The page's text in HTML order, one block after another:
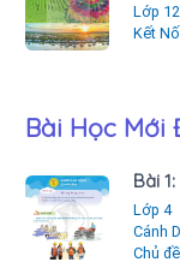
Lớp 12
Kết
Bài Học Mới
Bài
Lớp 4
Cánh
Chủ